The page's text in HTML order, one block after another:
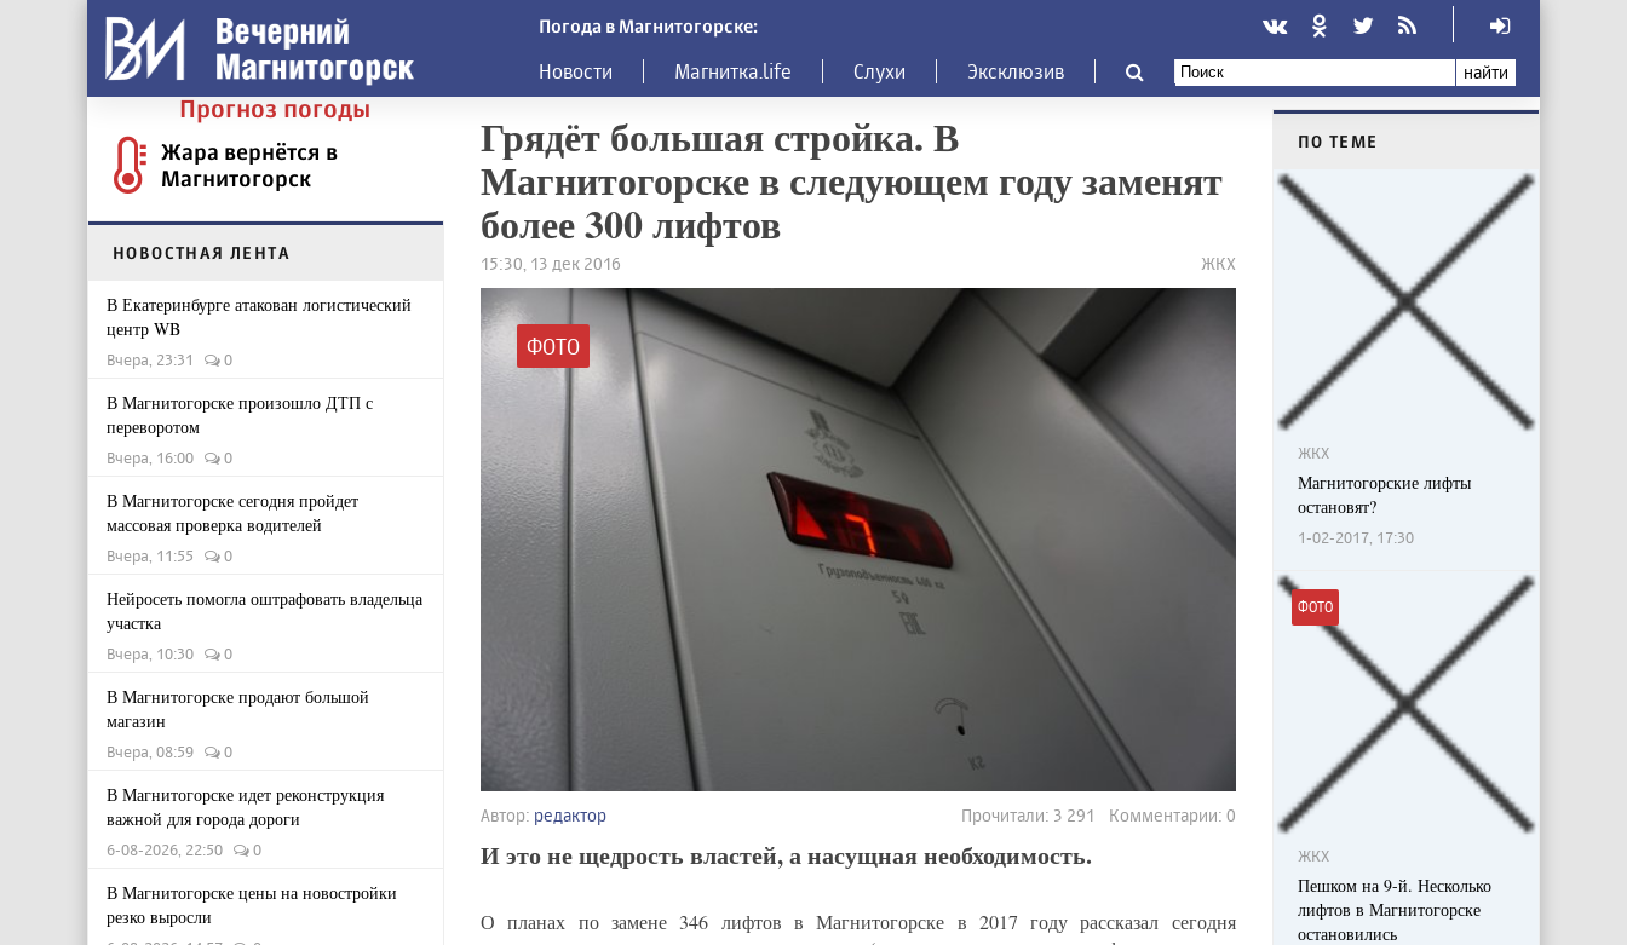
Погода в Магнитогорске:
Новости Магнитка.life Слухи Эксклюзив найти
Прогноз погоды
Жара вернётся в
Магнитогорск
НОВОСТНАЯ ЛЕНТА
В Екатеринбурге атакован логистический
центр WB
Вчера, 23:31 0
В Магнитогорске произошло ДТП с
переворотом
Вчера, 16:00 0
В Магнитогорске сегодня пройдет
массовая проверка водителей
Вчера, 11:55 0
Нейросеть помогла оштрафовать владельца
участка
Вчера, 10:30 0
В Магнитогорске продают большой
магазин
Вчера, 08:59 0
В Магнитогорске идет реконструкция
важной для города дороги
6-08-2026, 22:50 0
В Магнитогорске цены на новостройки
резко выросли
Грядёт большая стройка. В
Магнитогорске в следующем году заменят
более 300 лифтов
15:30, 13 дек 2016 ЖКХ
ФОТО
Автор: редактор Прочитали: 3 291 Комментарии: 0
И это не щедрость властей, а насущная необходимость.
О планах по замене 346 лифтов в Магнитогорске в 2017 году рассказал сегодня
ПО ТЕМЕ
ЖКХ
Магнитогорские лифты
остановят?
1-02-2017, 17:30
ФОТО
ЖКХ
Пешком на 9-й. Несколько
лифтов в Магнитогорске
остановились